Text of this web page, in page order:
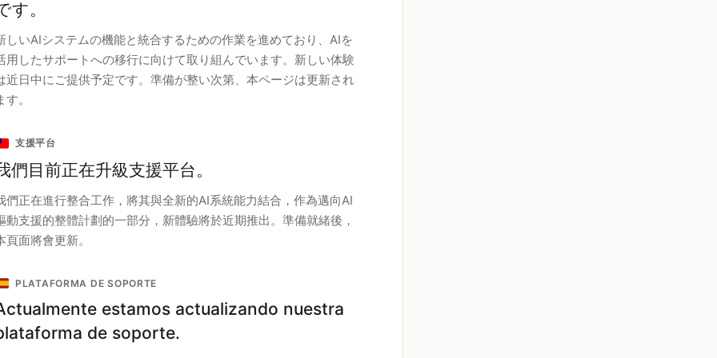
す。
しいAIシステムの機能と統合するための作業を進めており、AIを
用したサポートへの移行に向けて取り組んでいます。新しい体験
近日中にご提供予定です。準備が整い次第、本ページは更新され
す。
支援平台
們目前正在升級支援平台。
們正在進行整合工作，將其與全新的AI系統能力結合，作為邁向AI
動支援的整體計劃的一部分，新體驗將於近期推出。準備就緒後，
頁面將會更新。
PLATAFORMA DE SOPORTE
estamos actualizando nuestra
de soporte.